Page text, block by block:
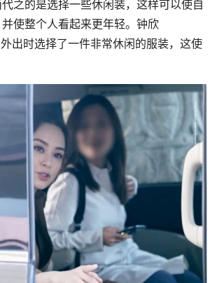
之的是选择一些休闲装，这样可以使自
使整个人看起来更年轻。钟欣
出时选择了一件非常休闲的服装，这使